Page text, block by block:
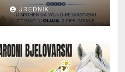
UREDNIK